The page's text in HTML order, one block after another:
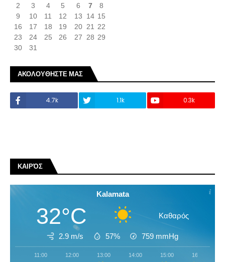
2
3 4 5 6 7
8
9
10 11 12 13 14 15
16
17 18 19 20 21 22
23
24 25 26 27 28 29
30
31
ΑΚΟΛΟΥΘΗΣΤΕ ΜΑΣ
4.7k 1.1k 0.3k
ΚΑΙΡΌΣ
Kalamata
32°C Καθαρός
2.9 m/s 57% 759 mmHg
11:00 12:00 13:00 14:00 15:00 16:00